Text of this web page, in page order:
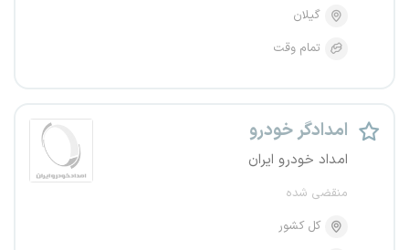
گیلان
تمام وقت
امدادگر خودرو
امداد خودرو ایران
منقضی شده
کل کشور